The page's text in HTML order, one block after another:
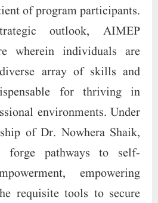
of program participants.
outlook, AIMEP
wherein individuals are
array of skills and
for thriving in
environments. Under
of Dr. Nowhera Shaik,
forge pathways to self-
empowering
requisite tools to secure